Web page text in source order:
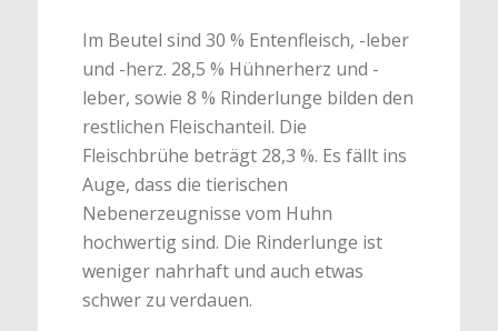
Im Beutel sind 30 % Entenfleisch, -leber
und -herz. 28,5 % Hühnerherz und -
leber, sowie 8 % Rinderlunge bilden den
restlichen Fleischanteil. Die
Fleischbrühe beträgt 28,3 %. Es fällt ins
Auge, dass die tierischen
Nebenerzeugnisse vom Huhn
hochwertig sind. Die Rinderlunge ist
weniger nahrhaft und auch etwas
schwer zu verdauen.